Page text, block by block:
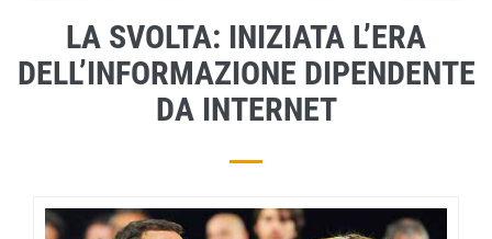
LA SVOLTA: INIZIATA L’ERA
DELL’INFORMAZIONE DIPENDENTE
DA INTERNET